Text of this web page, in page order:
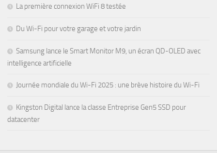
La première connexion WiFi 8 testée
Du Wi-Fi pour votre garage et votre jardin
Samsung lance le Smart Monitor M9, un écran QD-OLED avec
intelligence artificielle
Journée mondiale du Wi-Fi 2025 : une brève histoire du Wi-Fi
Kingston Digital lance la classe Entreprise Gen5 SSD pour
datacenter